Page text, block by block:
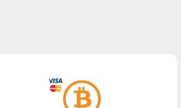
RosselhozBank
Visa/MasterCard KGS